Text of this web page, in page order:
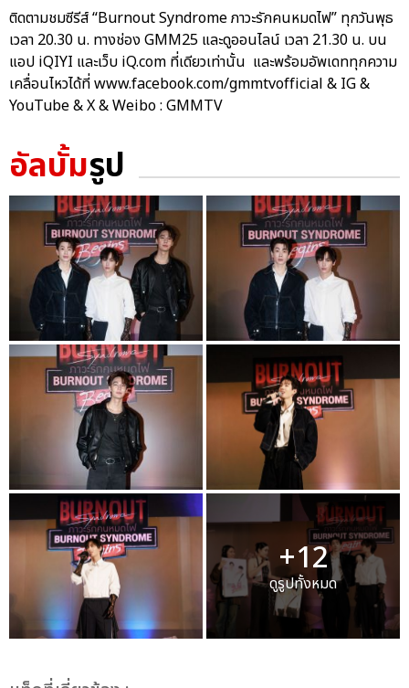
ติดตามชมซีรีส์ “Burnout Syndrome ภาวะรักคนหมดไฟ” ทุกวันพุธ
เวลา 20.30 น. ทางช่อง GMM25 และดูออนไลน์ เวลา 21.30 น. บน
แอป iQIYI และเว็บ iQ.com ที่เดียวเท่านั้น และพร้อมอัพเดททุกความ
เคลื่อนไหวได้ที่ www.facebook.com/gmmtvofficial & IG &
YouTube & X & Weibo : GMMTV
อัลบั้มรูป
+12
ดูรูปทั้งหมด